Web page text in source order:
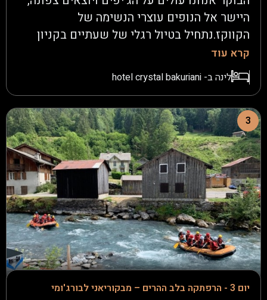
היישר אל הנופים עוצרי הנשימה של
הקווקז.נתחיל בטיול רגלי של שעתיים בקניון
"דאשבשי", שם גשרי זכוכית תלויים מעל
תהומות עמוקים ונחלים זורמים
למרגלותינו.נמשיך אל אגם צאלקה, פנינת טבע
בגובה 1350 מטר מעל פני הים, נתענג על ארוחת
צהריים במסעדה מקומית.בהמשך הדרך, נחצה
כפרים ציוריים ונעצור ליד אגם טאבצקורי (2020
מטר), אגם אלפיני מרהיב שמוקף בהרים
דרמטיים.נחצה את מעבר צחרצקרו (2360 מטר)
ונרגיש את האוויר הצלול של ההרים לפני שנרד
לבקוריאני - עיירת הסקי המפורסמת של
גאורגיה.
קרא עוד
לינה ב- hotel crystal bakuriani
3
יום 3 - הרפתקה בלב ההרים – מבקוריאני לבורג'ומי